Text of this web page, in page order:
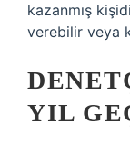
kazanmış
verebilir veya
YIL